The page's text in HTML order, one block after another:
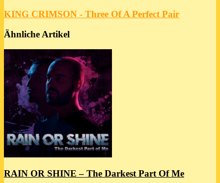
KING CRIMSON - Three Of A Perfect Pair
Ähnliche Artikel
RAIN OR SHINE – The Darkest Part Of Me